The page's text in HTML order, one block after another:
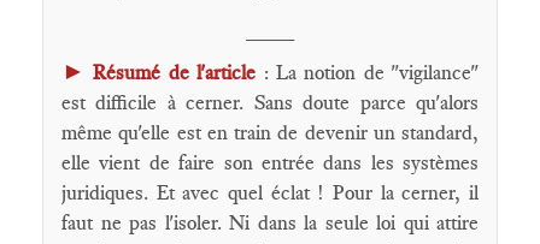
►Résumé de l'article : La notion de "vigilance"
est difficile à cerner. Sans doute parce qu'alors
même qu'elle est en train de devenir un standard,
elle vient de faire son entrée dans les systèmes
juridiques. Et avec quel éclat ! Pour la cerner, il
faut ne pas l'isoler. Ni dans la seule loi qui attire